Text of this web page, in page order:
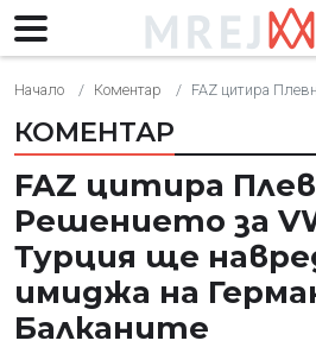
Начало Коментар FAZ цитира Плевнелиев: Решението за VW
КОМЕНТАР
FAZ цитира
Решението за
Турция ще
имиджа на
Балканите